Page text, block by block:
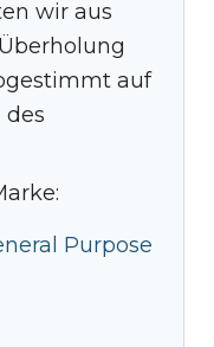
wir aus
auf
Purpose